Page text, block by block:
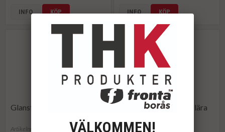
INFO KÖP INFO KÖP
Glansfärg Glossy 500ml vit
Artikelnummer: 7660515
Glansfärg Glossy färglära
Artikelnummer: 7660500
VÄLKOMMEN!